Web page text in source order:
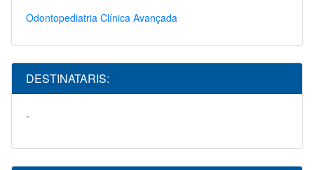
Odontopediatria Clínica Avançada
DESTINATARIS:
-